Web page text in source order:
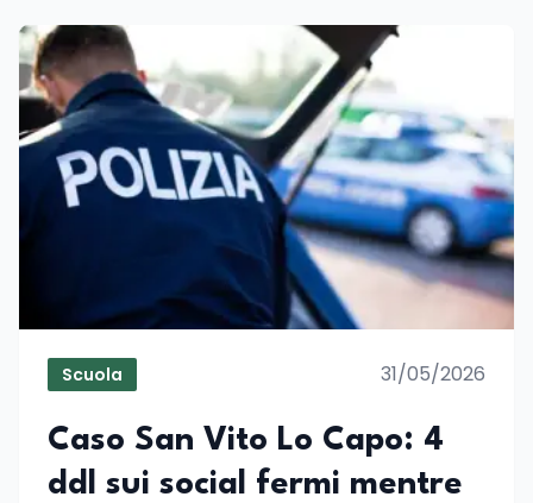
Scuola 31/05/2026
Caso San Vito Lo Capo: 4
ddl sui social fermi mentre